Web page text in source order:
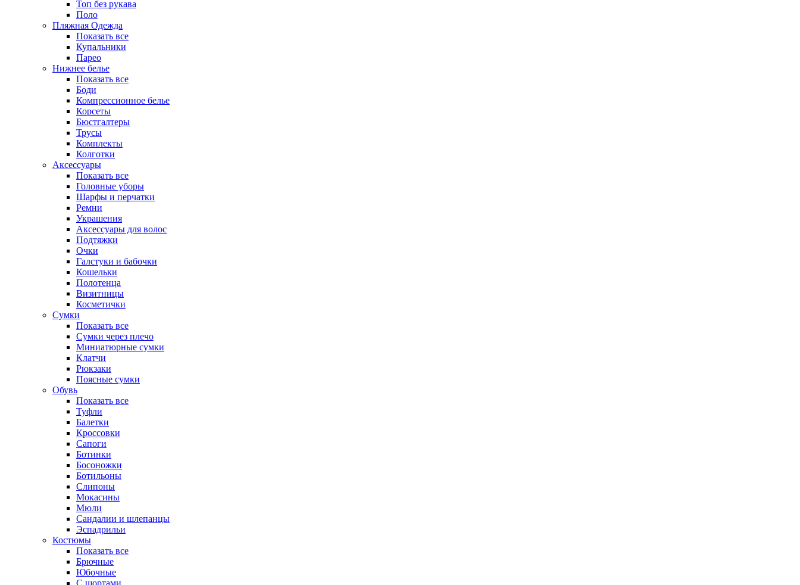
Топ без рукава
Поло
Пляжная Одежда
Показать все
Купальники
Парео
Нижнее белье
Показать все
Боди
Компрессионное белье
Корсеты
Бюстгалтеры
Трусы
Комплекты
Колготки
Аксессуары
Показать все
Головные уборы
Шарфы и перчатки
Ремни
Украшения
Аксессуары для волос
Подтяжки
Очки
Галстуки и бабочки
Кошельки
Полотенца
Визитницы
Косметички
Сумки
Показать все
Сумки через плечо
Миниатюрные cумки
Клатчи
Рюкзаки
Поясные сумки
Обувь
Показать все
Туфли
Балетки
Кроссовки
Сапоги
Ботинки
Босоножки
Ботильоны
Слипоны
Мокасины
Мюли
Сандалии и шлепанцы
Эспадрильи
Костюмы
Показать все
Брючные
Юбочные
С шортами